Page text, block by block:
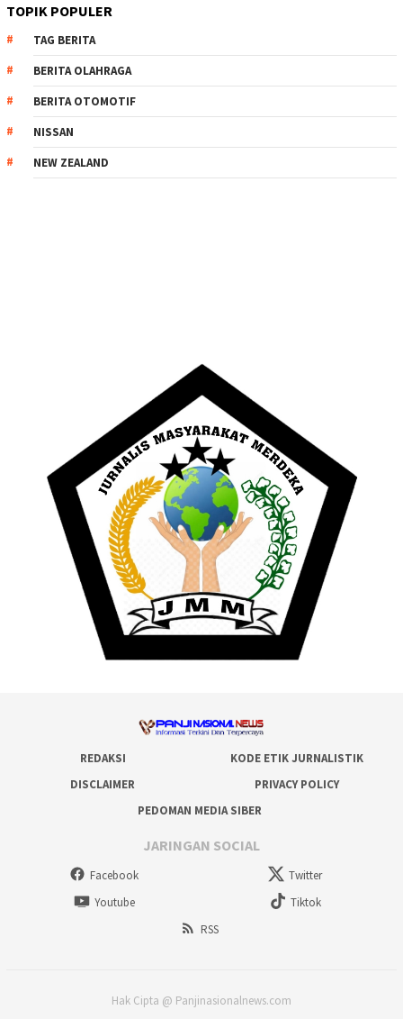
TOPIK POPULER
TAG BERITA
BERITA OLAHRAGA
BERITA OTOMOTIF
NISSAN
NEW ZEALAND
REDAKSI
KODE ETIK JURNALISTIK
DISCLAIMER
PRIVACY POLICY
PEDOMAN MEDIA SIBER
JARINGAN SOCIAL
Facebook
Twitter
Youtube
Tiktok
RSS
Hak Cipta @ Panjinasionalnews.com